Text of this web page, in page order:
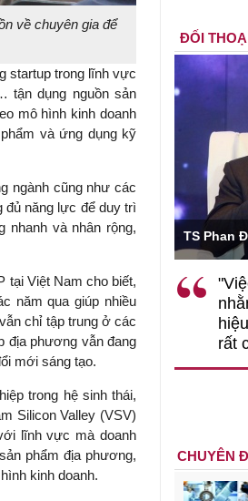
về chuyên gia để
startup trong lĩnh vực
tận dụng nguồn sản
mô hình kinh doanh
và ứng dụng kỹ
ngành cũng như các
đủ năng lực để duy trì
nhanh và nhân rộng,
tại Việt Nam cho biết,
năm qua giúp nhiều
chỉ tập trung ở các
địa phương vẫn đang
mới sáng tạo.
trong hệ sinh thái,
Silicon Valley (VSV)
lĩnh vực mà doanh
phẩm địa phương,
kinh doanh.
ĐỐI
quả chính
chỉ mang ý
hạn mà còn
tảng cho
dài hạn.
TS Phan Đức Hiếu
"Việc ứng
nhằm tối
hiệu quả
rất có ý
CHUYÊN